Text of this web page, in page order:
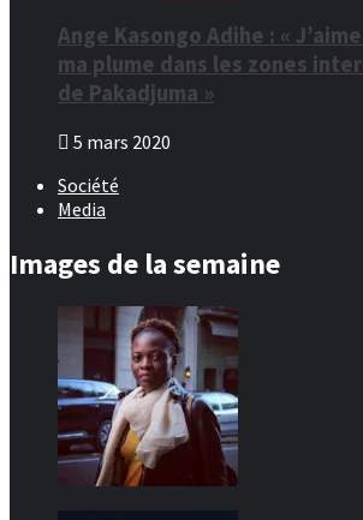
Ange Kasongo Adihe : «
ma plume dans les zones
de Pakadjuma »
5 mars 2020
Société
Media
Images de la semaine